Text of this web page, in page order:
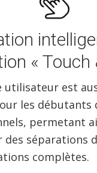
« Touch
utilisateur est
les débutants
permetant
des séparations
complètes.